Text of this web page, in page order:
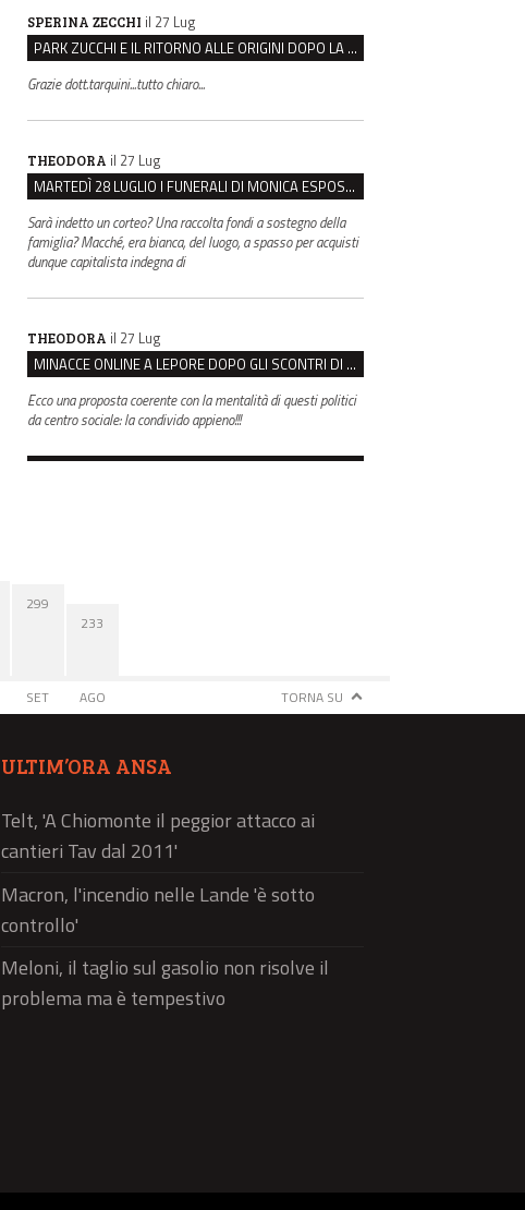
SPERINA ZECCHI il 27 Lug
PARK ZUCCHI E IL RITORNO ALLE ORIGINI DOPO LA DISAVVENTURA CON REGGIO EMILIA PARCHEGGI
Grazie dott.tarquini...tutto chiaro...
THEODORA il 27 Lug
MARTEDÌ 28 LUGLIO I FUNERALI DI MONICA ESPOSITO: LUTTO CITTADINO A MODENA E NONANTOLA
Sarà indetto un corteo? Una raccolta fondi a sostegno della
famiglia? Macché, era bianca, del luogo, a spasso per acquisti
dunque capitalista indegna di
THEODORA il 27 Lug
MINACCE ONLINE A LEPORE DOPO GLI SCONTRI DI BOLOGNA, ASSEGNATA LA SCORTA AL SINDACO
Ecco una proposta coerente con la mentalità di questi politici
da centro sociale: la condivido appieno!!!
299
SET
233
AGO TORNA SU
ULTIM’ORA ANSA
Telt, 'A Chiomonte il peggior attacco ai
cantieri Tav dal 2011'
Macron, l'incendio nelle Lande 'è sotto
controllo'
Meloni, il taglio sul gasolio non risolve il
problema ma è tempestivo